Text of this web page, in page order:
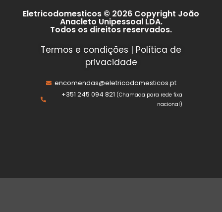
Eletricodomesticos © 2026 Copyright João
Anacleto Unipessoal LDA.
Todos os direitos reservados.
Termos e condições | Política de
privacidade
encomendas@eletricodomesticos.pt
+351 245 094 821 (Chamada para rede fixa
nacional)